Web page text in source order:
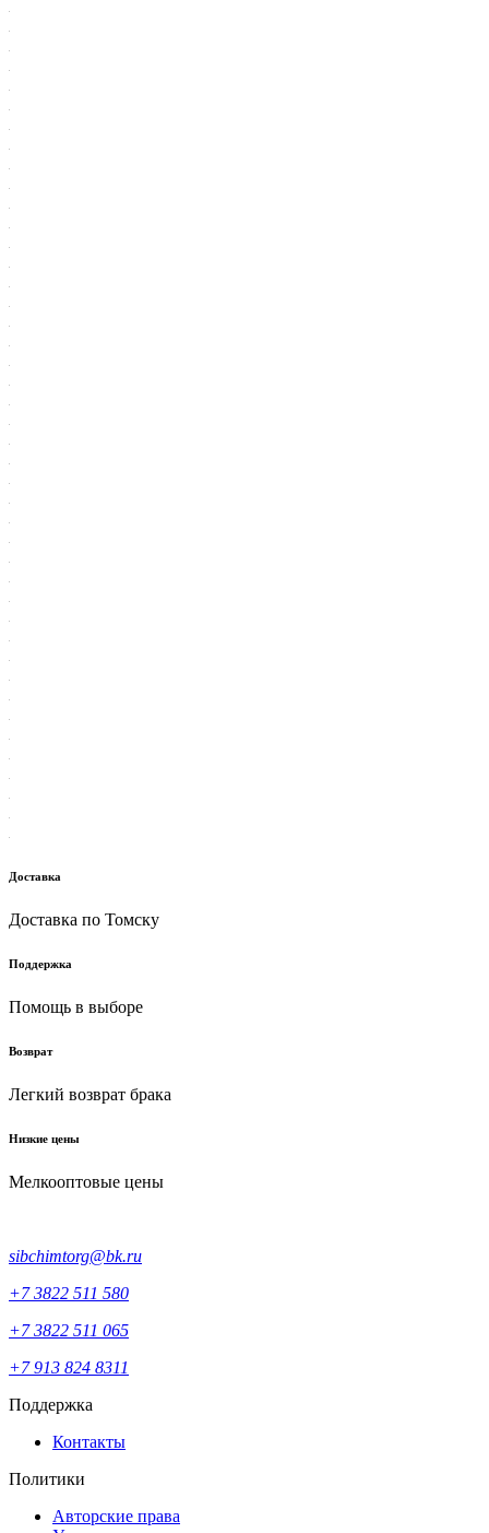
Доставка
Доставка по Томску
Поддержка
Помощь в выборе
Возврат
Легкий возврат брака
Низкие цены
Мелкооптовые цены
sibchimtorg@bk.ru
+7 3822 511 580
+7 3822 511 065
+7 913 824 8311
Поддержка
Контакты
Политики
Авторские права